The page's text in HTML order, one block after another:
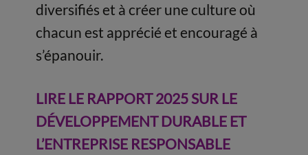
diversifiés et à créer une culture où
chacun est apprécié et encouragé à
s’épanouir.
LIRE LE RAPPORT 2025 SUR LE
DÉVELOPPEMENT DURABLE ET
L’ENTREPRISE RESPONSABLE